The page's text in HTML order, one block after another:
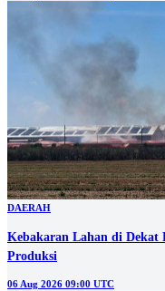
DAERAH
Kebakaran Lahan di Dekat
Produksi
06 Aug 2026 09:00 UTC